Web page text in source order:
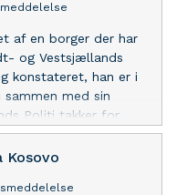
af en borger der har
og Vestsjællands
konstateret, han er i
med sin
Politi takker for
Vagtchefen.
Kosovo